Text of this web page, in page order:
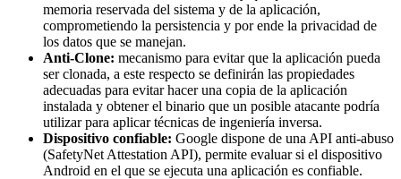
memoria reservada del sistema y de la aplicación,
comprometiendo la persistencia y por ende la privacidad de
los datos que se manejan.
Anti-Clone: mecanismo para evitar que la aplicación pueda
ser clonada, a este respecto se definirán las propiedades
adecuadas para evitar hacer una copia de la aplicación
instalada y obtener el binario que un posible atacante podría
utilizar para aplicar técnicas de ingeniería inversa.
Dispositivo confiable: Google dispone de una API anti-abuso
(SafetyNet Attestation API), permite evaluar si el dispositivo
Android en el que se ejecuta una aplicación es confiable.